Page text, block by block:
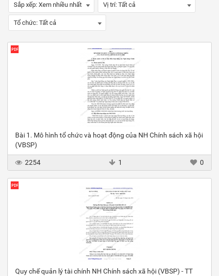
Sắp xếp: Xem nhiều nhất Vị trí: Tất cả
Tổ chức: Tất cả
Bài 1. Mô hình tổ chức và hoạt động của NH Chính sách xã hội
(VBSP)
2254 1 0
Quy chế quản lý tài chính NH Chính sách xã hội (VBSP) - TT